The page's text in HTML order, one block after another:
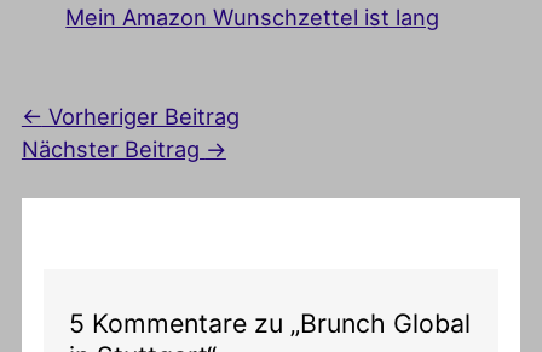
Mein Amazon Wunschzettel ist lang
← Vorheriger Beitrag
Nächster Beitrag →
5 Kommentare zu „Brunch Global